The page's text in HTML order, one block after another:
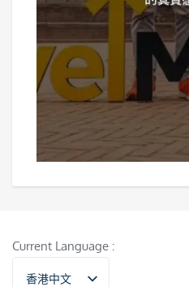
Current Language :
香港中文